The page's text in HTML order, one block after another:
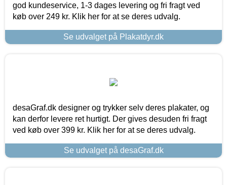
god kundeservice, 1-3 dages levering og fri fragt ved
køb over 249 kr. Klik her for at se deres udvalg.
Se udvalget på Plakatdyr.dk
desaGraf.dk designer og trykker selv deres plakater, og
kan derfor levere ret hurtigt. Der gives desuden fri fragt
ved køb over 399 kr. Klik her for at se deres udvalg.
Se udvalget på desaGraf.dk